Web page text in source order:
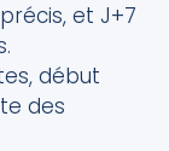
et J+7
début
des